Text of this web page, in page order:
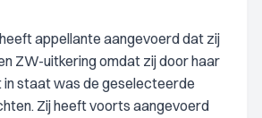
appellante aangevoerd dat zij
ZW-uitkering omdat zij door haar
in staat was de geselecteerde
Zij heeft voorts aangevoerd